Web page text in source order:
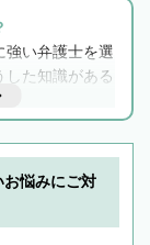
強い弁護士を選
した知識がある
み、トラブル
で任せることが
からむ分野なの
に電話や面談
が合う方に依
お悩みにご対